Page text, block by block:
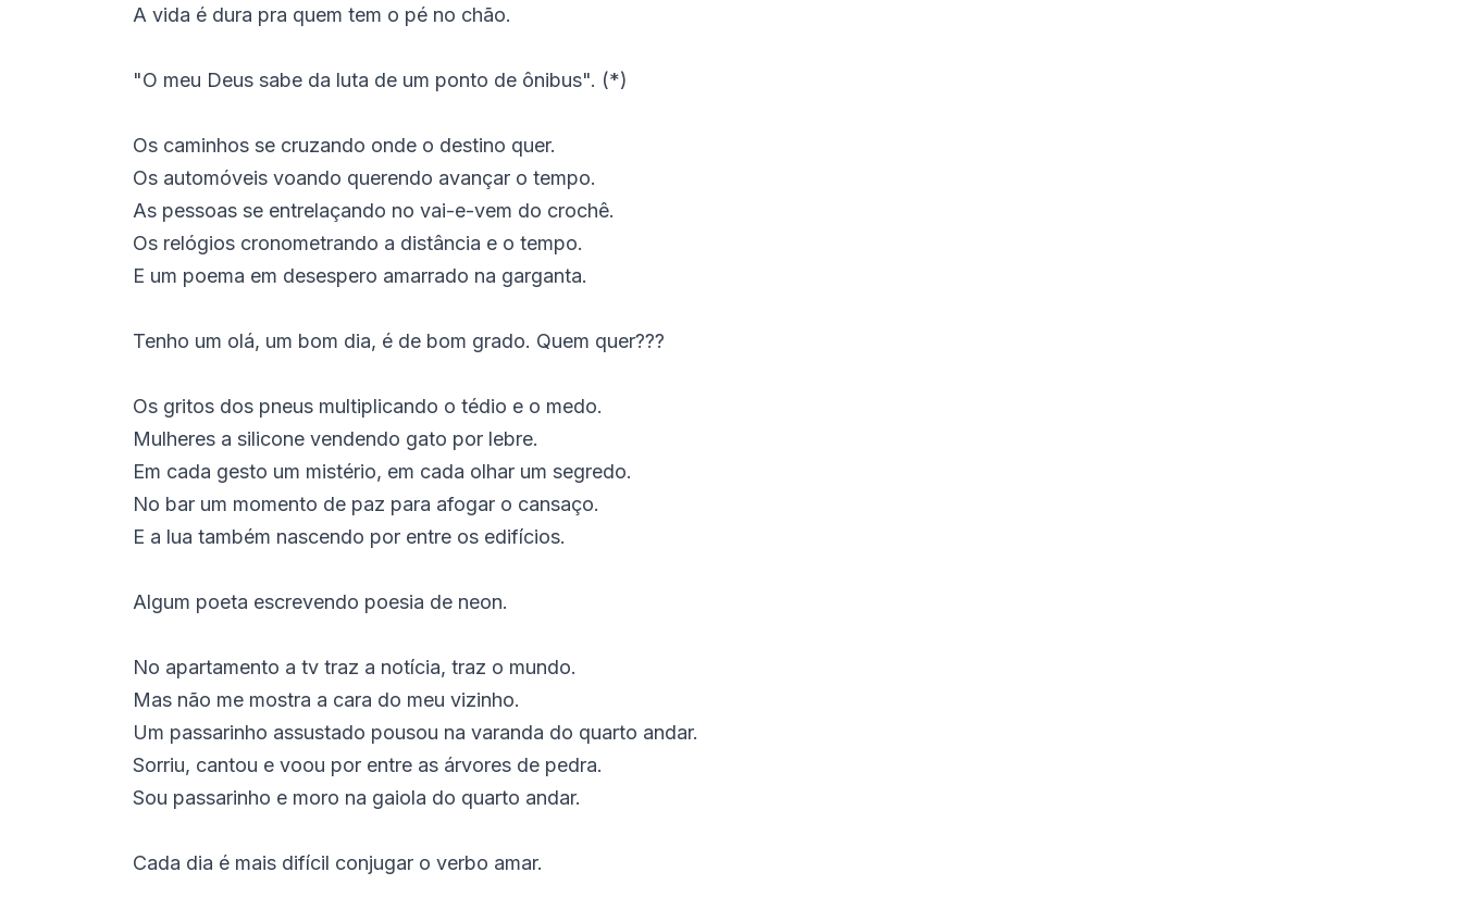
A vida é dura pra quem tem o pé no chão.
"O meu Deus sabe da luta de um ponto de ônibus". (*)
Os caminhos se cruzando onde o destino quer.
Os automóveis voando querendo avançar o tempo.
As pessoas se entrelaçando no vai-e-vem do crochê.
Os relógios cronometrando a distância e o tempo.
E um poema em desespero amarrado na garganta.
Tenho um olá, um bom dia, é de bom grado. Quem quer???
Os gritos dos pneus multiplicando o tédio e o medo.
Mulheres a silicone vendendo gato por lebre.
Em cada gesto um mistério, em cada olhar um segredo.
No bar um momento de paz para afogar o cansaço.
E a lua também nascendo por entre os edifícios.
Algum poeta escrevendo poesia de neon.
No apartamento a tv traz a notícia, traz o mundo.
Mas não me mostra a cara do meu vizinho.
Um passarinho assustado pousou na varanda do quarto andar.
Sorriu, cantou e voou por entre as árvores de pedra.
Sou passarinho e moro na gaiola do quarto andar.
Cada dia é mais difícil conjugar o verbo amar.